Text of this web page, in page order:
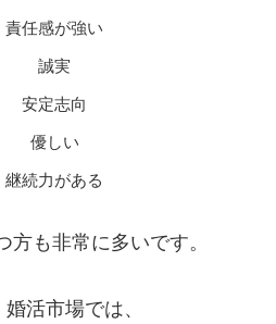
責任感が強い
誠実
安定志向
優しい
継続力がある
方も非常に多いです。
活市場では、